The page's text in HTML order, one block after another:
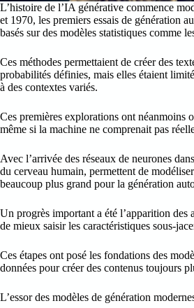
L’histoire de l’IA générative commence
et 1970, les premiers essais de génération
basés sur des modèles statistiques comme
Ces méthodes permettaient de créer des
probabilités définies, mais elles étaient
à des contextes variés.
Ces premières explorations ont néanmoins
même si la machine ne comprenait pas
Avec l’arrivée des réseaux de neurones
du cerveau humain, permettent de
beaucoup plus grand pour la génération
Un progrès important a été l’apparition des
de mieux saisir les caractéristiques sous-
Ces étapes ont posé les fondations des
données pour créer des contenus toujours
L’essor des modèles de génération